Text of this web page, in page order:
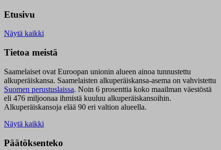
Etusivu
Näytä kaikki
Tietoa meistä
Saamelaiset ovat Euroopan unionin alueen ainoa tunnustettu
alkuperäiskansa. Saamelaisten alkuperäiskansa-asema on vahvistettu
Suomen perustuslaissa. Noin 6 prosenttia koko maailman väestöstä
eli 476 miljoonaa ihmistä kuuluu alkuperäiskansoihin.
Alkuperäiskansoja elää 90 eri valtion alueella.
Näytä kaikki
Päätöksenteko